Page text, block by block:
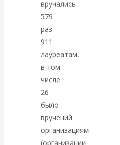
«Об этом
молчат»:
экономист
Валентин
Катасонов
считает, что
вручались
579
раз
911
лауреатам,
в том
числе
26
было
вручений
организациям
(организации